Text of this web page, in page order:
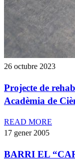
26 octubre 2023
Projecte de
Acadèmia de
READ MORE
17 gener 2005
BARRI EL